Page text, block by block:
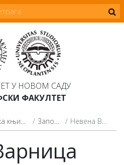
У НОВОМ САДУ
ФАКУЛТЕТ
Запослени Невена Варница